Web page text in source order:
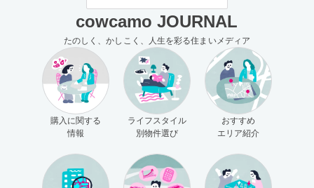
cowcamo JOURNAL
たのしく、かしこく、人生を彩る住まいメディア
購入に関する
情報
ライフスタイル
別物件選び
おすすめ
エリア紹介